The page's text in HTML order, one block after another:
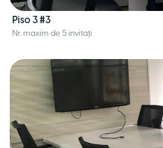
Piso 3 #3
Nr. maxim de 5 invitați